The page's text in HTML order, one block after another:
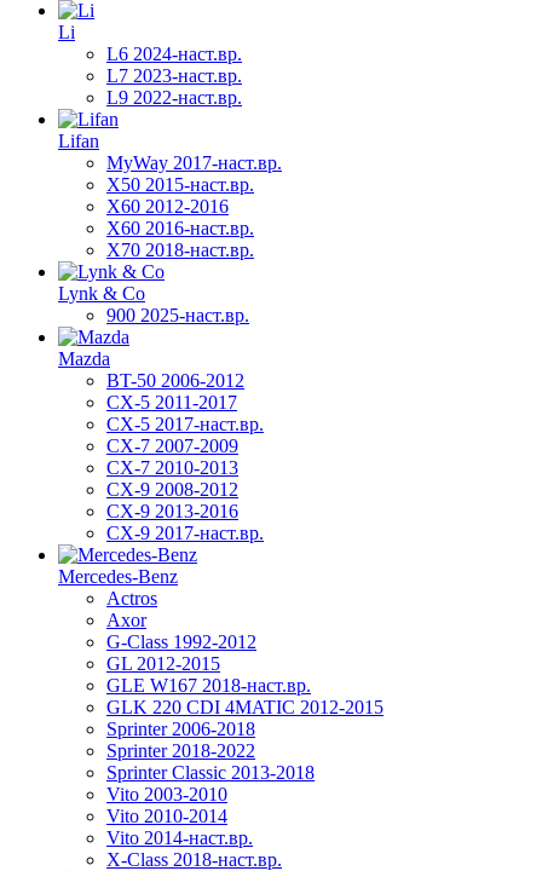
Li
L6 2024-наст.вр.
L7 2023-наст.вр.
L9 2022-наст.вр.
Lifan
MyWay 2017-наст.вр.
X50 2015-наст.вр.
X60 2012-2016
X60 2016-наст.вр.
X70 2018-наст.вр.
Lynk & Co
900 2025-наст.вр.
Mazda
BT-50 2006-2012
CX-5 2011-2017
CX-5 2017-наст.вр.
CX-7 2007-2009
CX-7 2010-2013
CX-9 2008-2012
CX-9 2013-2016
CX-9 2017-наст.вр.
Mercedes-Benz
Actros
Axor
G-Class 1992-2012
GL 2012-2015
GLE W167 2018-наст.вр.
GLK 220 CDI 4MATIC 2012-2015
Sprinter 2006-2018
Sprinter 2018-2022
Sprinter Classic 2013-2018
Vito 2003-2010
Vito 2010-2014
Vito 2014-наст.вр.
X-Class 2018-наст.вр.